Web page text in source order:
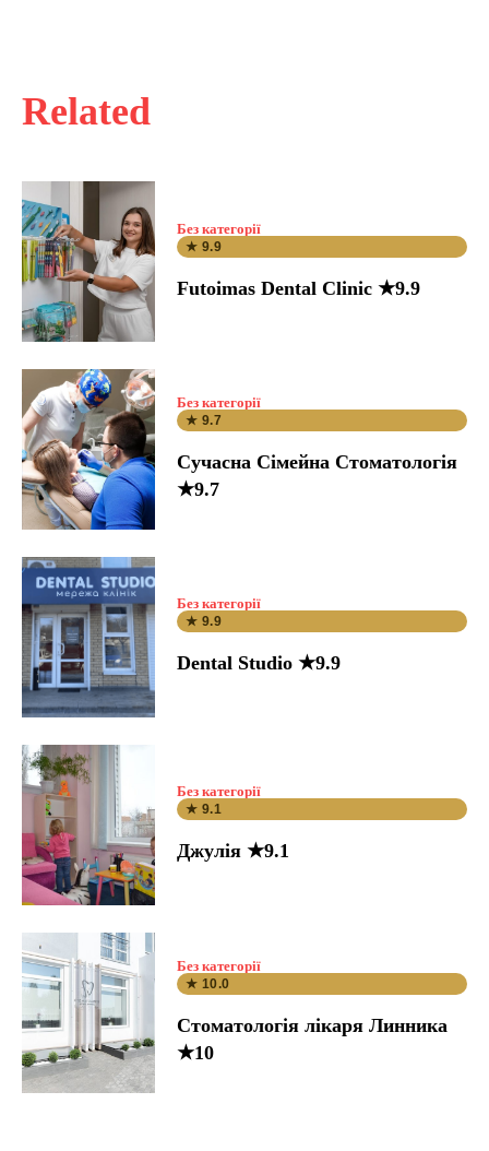
Related
Без категорії
★ 9.9
Futoimas Dental Clinic ★9.9
Без категорії
★ 9.7
Сучасна Сімейна Стоматологія
★9.7
Без категорії
★ 9.9
Dental Studio ★9.9
Без категорії
★ 9.1
Джулія ★9.1
Без категорії
★ 10.0
Стоматологія лікаря Линника
★10